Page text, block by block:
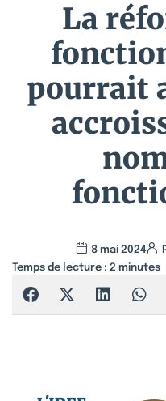
La
pourrait
8 mai 2024
Temps de lecture : 2 minutes